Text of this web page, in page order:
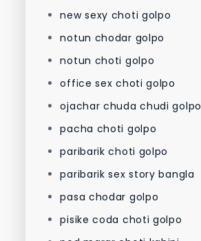
new sexy choti golpo
notun chodar golpo
notun choti golpo
office sex choti golpo
ojachar chuda chudi golpo
pacha choti golpo
paribarik choti golpo
paribarik sex story bangla
pasa chodar golpo
pisike coda choti golpo